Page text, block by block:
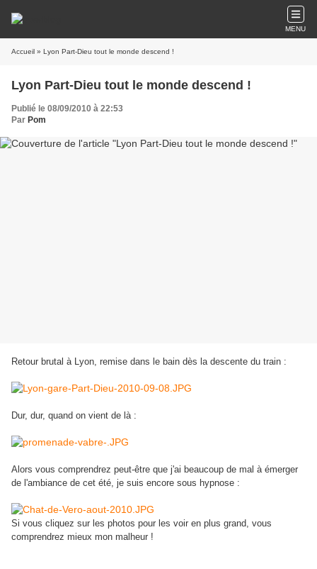
MENU
Accueil » Lyon Part-Dieu tout le monde descend !
Lyon Part-Dieu tout le monde descend !
Publié le 08/09/2010 à 22:53
Par Pom
Retour brutal à Lyon, remise dans le bain dès la descente du train :
Dur, dur, quand on vient de là :
Alors vous comprendrez peut-être que j'ai beaucoup de mal à émerger
de l'ambiance de cet été, je suis encore sous hypnose :
Si vous cliquez sur les photos pour les voir en plus grand, vous
comprendrez mieux mon malheur !